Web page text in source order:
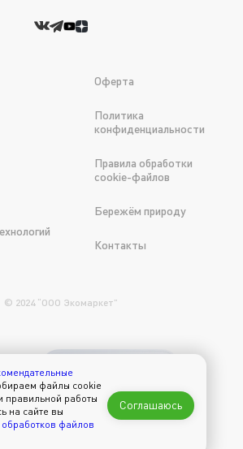
Оферта
Политика
конфиденциальности
Правила обработки
cookie-файлов
Бережём природу
Контакты
© 2024 “OOO Экомаркет”
в
через
файлы cookie
правильной работы
на сайте вы
обработков файлов
Соглашаюсь